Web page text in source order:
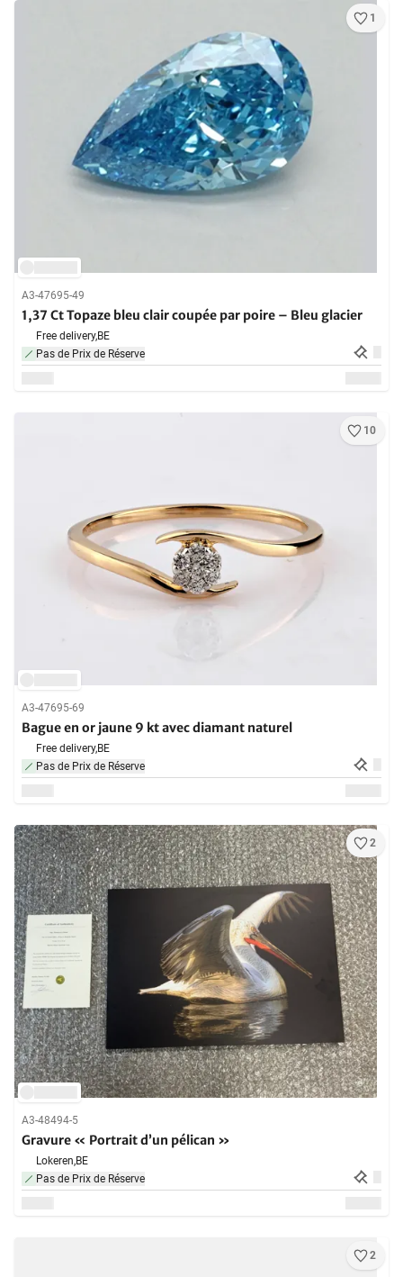
1
A3-47695-49
1,37 Ct Topaze bleu clair coupée par poire – Bleu glacier
Free delivery,BE
Pas de Prix de Réserve
10
A3-47695-69
Bague en or jaune 9 kt avec diamant naturel
Free delivery,BE
Pas de Prix de Réserve
2
A3-48494-5
Gravure « Portrait d’un pélican »
Lokeren,BE
Pas de Prix de Réserve
2